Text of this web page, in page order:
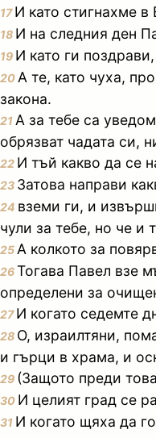
17И като стигнахме в
18 И на следния ден
19 И като ги
20 А те, като чуха,
закона.
21 А за тебе са
обрязват чадата си,
22 И тъй какво да се
23 Затова направи
24 вземи ги, и
чули за тебе, но че и
25 А колкото за
26Тогава Павел взе
определени за
27И когато седемте
28 О, израилтяни,
и гърци в храма, и
29 (Защото преди
30 И целият град се
31 И когато щяха да